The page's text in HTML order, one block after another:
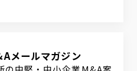
メールマガジン